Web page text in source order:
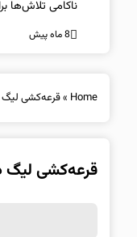
Home
»قرعه‌کشی لیگ دسته ۲ زنان؛ رقبای
قرعه‌کشی لیگ دسته ۲ زنان؛ رقبای